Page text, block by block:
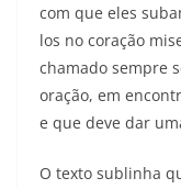
com que eles
los no coração
chamado sempre
oração, em
e que deve dar
O texto sublinha